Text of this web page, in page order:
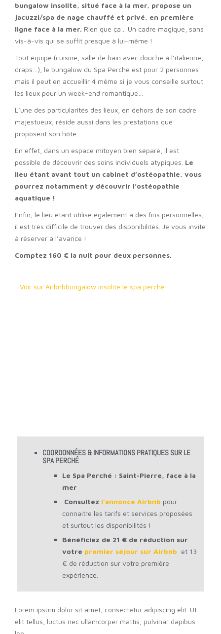
bungalow insolite, situé face à la mer, propose un
jacuzzi/spa de nage chauffé et privé, en première
ligne face à la mer. Rien que ça… Un cadre magique, sans
vis-à-vis qui se suffit presque à lui-même !
Tout équipé (cuisine, salle de bain avec douche à l’italienne,
draps…), le bungalow du Spa Perché est pour 2 personnes
mais il peut en accueillir 4 même si je vous conseille surtout
les lieux pour un week-end romantique…
L’une des particularités des lieux, en dehors de son cadre
majestueux, réside aussi dans les prestations que
proposent son hôte.
En effet, dans un espace mitoyen bien séparé, il est
possible de découvrir des soins individuels atypiques. Le
lieu étant avant tout un cabinet d’ostéopathie, vous
pourrez notamment y découvrir l’ostéopathie
aquatique !
Enfin, le lieu étant utilisé également à des fins personnelles,
il est très difficile de trouver des disponibilités. Je vous invite
à réserver à l’avance !
Comptez 160 € la nuit pour deux personnes.
Voir sur Airbnbbungalow insolite le spa perché
COORDONNÉES & INFORMATIONS PRATIQUES SUR LE
SPA PERCHÉ
Le Spa Perché : Saint-Pierre, face à la
mer
Consultez l’annonce Airbnb pour
connaitre les tarifs et services proposées
et surtout les disponibilités !
Bénéficiez de 21 € de réduction sur
votre premier séjour sur Airbnb et 13
€ de réduction sur votre première
expérience.
Lorem ipsum dolor sit amet, consectetur adipiscing elit. Ut
elit tellus, luctus nec ullamcorper mattis, pulvinar dapibus